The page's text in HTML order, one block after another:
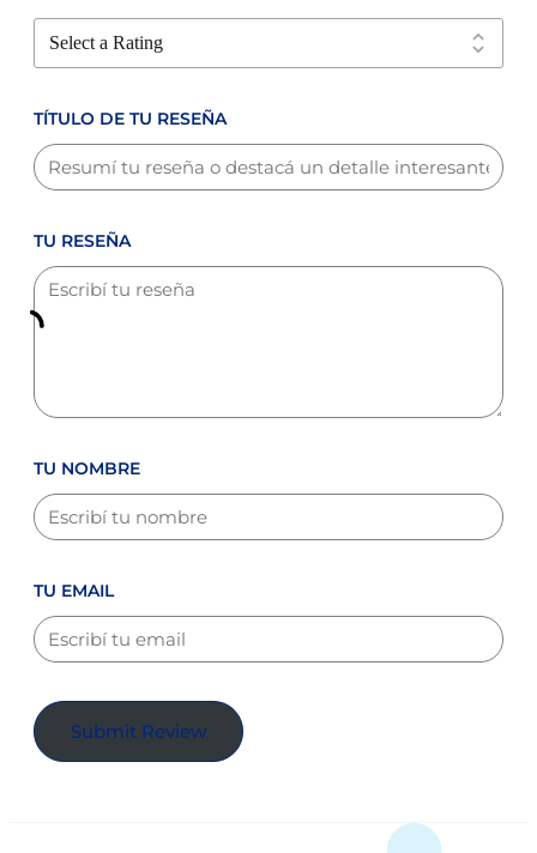
TÍTULO DE TU RESEÑA
TU RESEÑA
TU NOMBRE
TU EMAIL
Submit Review